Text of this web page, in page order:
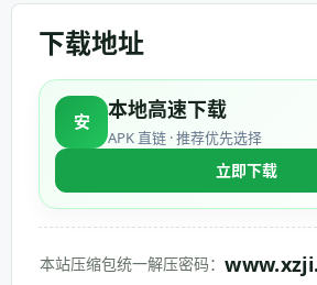
下载地址
安 本地高速下载
APK 直链 · 推荐优先选择
立即下载
本站压缩包统一解压密码：